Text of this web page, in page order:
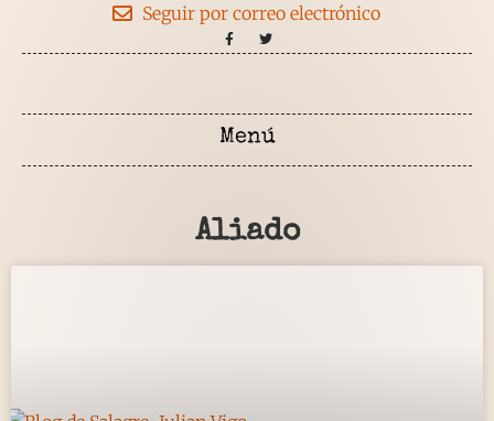
Seguir por correo electrónico
Aliado